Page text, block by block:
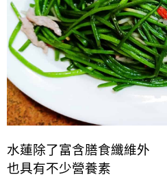
水蓮除了富含膳食纖維外
也具有不少營養素